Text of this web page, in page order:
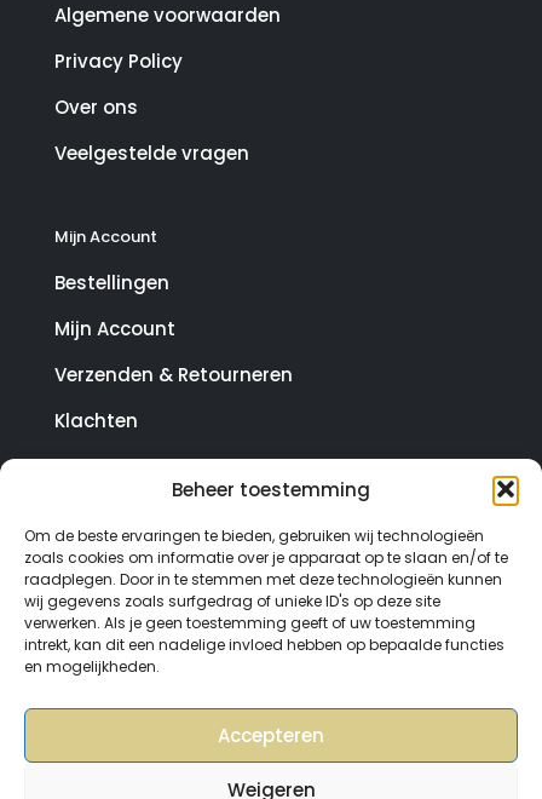
Beheer toestemming
Om de beste ervaringen te bieden, gebruiken wij technologieën
zoals cookies om informatie over je apparaat op te slaan en/of te
raadplegen. Door in te stemmen met deze technologieën kunnen
wij gegevens zoals surfgedrag of unieke ID's op deze site
verwerken. Als je geen toestemming geeft of uw toestemming
intrekt, kan dit een nadelige invloed hebben op bepaalde functies
en mogelijkheden.
Accepteren
Weigeren
Algemene voorwaarden
Privacy Policy
Over ons
Veelgestelde vragen
Mijn Account
Bestellingen
Mijn Account
Verzenden & Retourneren
Klachten
© Copyright SterrenHosting 2021-2026 - In opdracht
van Lynaly.nl